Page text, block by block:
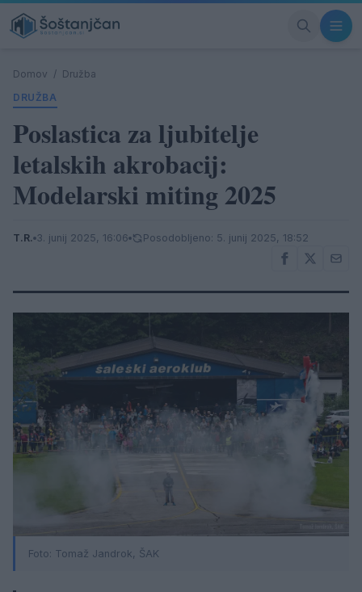
Domov / Družba
DRUŽBA
Poslastica za ljubitelje
letalskih akrobacij:
Modelarski miting 2025
T.R. 3. junij 2025, 16:06 Posodobljeno: 5. junij 2025, 18:52
Foto: Tomaž Jandrok, ŠAK